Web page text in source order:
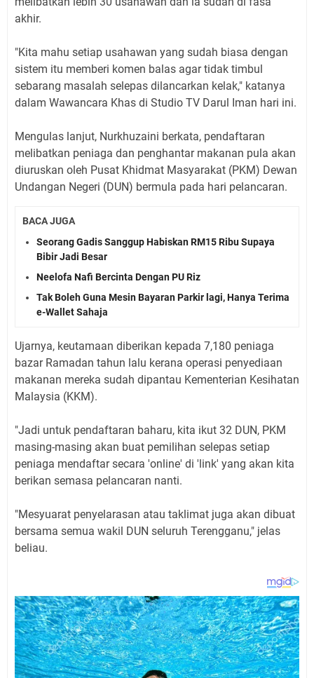
akhir.
"Kita mahu setiap usahawan yang sudah biasa dengan
sistem itu memberi komen balas agar tidak timbul
sebarang masalah selepas dilancarkan kelak," katanya
dalam Wawancara Khas di Studio TV Darul Iman hari ini.
Mengulas lanjut, Nurkhuzaini berkata, pendaftaran
melibatkan peniaga dan penghantar makanan pula akan
diuruskan oleh Pusat Khidmat Masyarakat (PKM) Dewan
Undangan Negeri (DUN) bermula pada hari pelancaran.
BACA JUGA
Seorang Gadis Sanggup Habiskan RM15 Ribu Supaya
Bibir Jadi Besar
Neelofa Nafi Bercinta Dengan PU Riz
Tak Boleh Guna Mesin Bayaran Parkir lagi, Hanya Terima
e-Wallet Sahaja
Ujarnya, keutamaan diberikan kepada 7,180 peniaga
bazar Ramadan tahun lalu kerana operasi penyediaan
makanan mereka sudah dipantau Kementerian Kesihatan
Malaysia (KKM).
"Jadi untuk pendaftaran baharu, kita ikut 32 DUN, PKM
masing-masing akan buat pemilihan selepas setiap
peniaga mendaftar secara 'online' di 'link' yang akan kita
berikan semasa pelancaran nanti.
"Mesyuarat penyelarasan atau taklimat juga akan dibuat
bersama semua wakil DUN seluruh Terengganu," jelas
beliau.